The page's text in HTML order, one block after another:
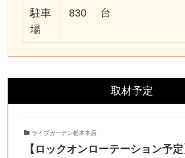
駐車
場
830 台
取材予定
ライブガーデン栃木本店
【ロックオンローテーション予